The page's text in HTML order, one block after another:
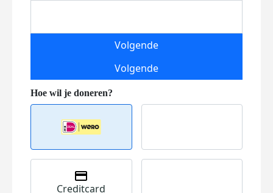
Volgende
Volgende
Creditcard